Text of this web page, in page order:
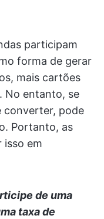
participam
forma de gerar
mais cartões
No entanto, se
converter, pode
Portanto, as
isso em
de uma
taxa de